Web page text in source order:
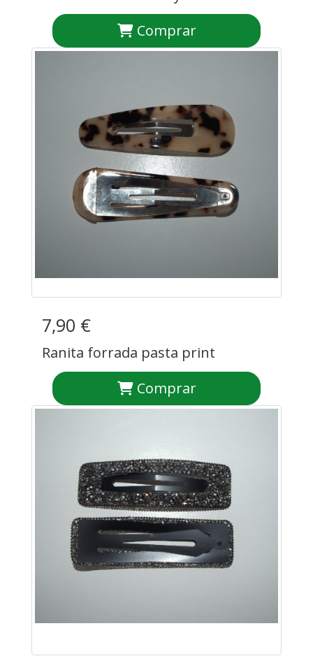
Comprar
7,90 €
Ranita forrada pasta print
Comprar